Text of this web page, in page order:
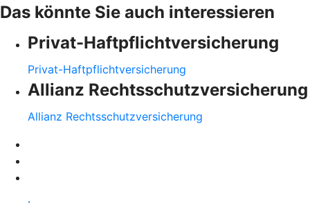
Das könnte Sie auch interessieren
Privat-Haftpflichtversicherung
Privat-Haftpflichtversicherung
Allianz Rechtsschutzversicherung
Allianz Rechtsschutzversicherung